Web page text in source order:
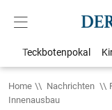
Teckbotenpokal
Home Nachrichten
Innenausbau